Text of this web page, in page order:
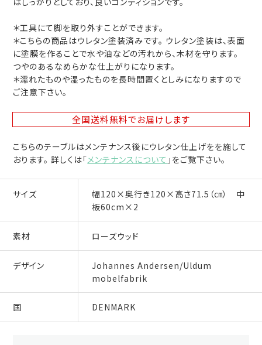
＊工具にて脚を取り外すことができます。
＊こちらの商品はウレタン塗装済みです。 ウレタン塗装は、表面
に塗膜を作ることで水や油などの汚れから、木材を守ります。
つやのあるなめらかな仕上がりになります。
＊濡れたものや湿ったものを長時間置くとしみになりますので
ご注意下さい。
全国送料無料でお届けします
こちらのテーブルはメンテナンス後にウレタン仕上げをを施して
おります。 詳しくは「メンテナンスについて 」をご覧下さい。
サイズ
幅120×奥行き120×高さ71.5（㎝） 中
板60cm×2
素材 ローズウッド
デザイン
Johannes Andersen/Uldum
mobelfabrik
国 DENMARK